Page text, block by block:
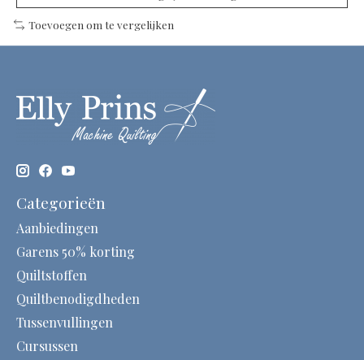
Toevoegen om te vergelijken
Categorieën
Aanbiedingen
Garens 50% korting
Quiltstoffen
Quiltbenodigdheden
Tussenvullingen
Cursussen